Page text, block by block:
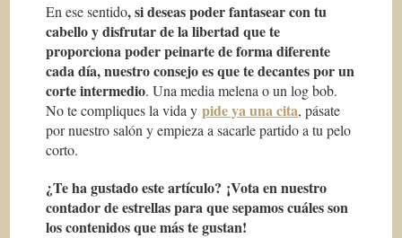
En ese sentido, si deseas poder fantasear con tu
cabello y disfrutar de la libertad que te
proporciona poder peinarte de forma diferente
cada día, nuestro consejo es que te decantes por un
corte intermedio. Una media melena o un log bob.
No te compliques la vida ypide ya una cita, pásate
por nuestro salón y empieza a sacarle partido a tu pelo
corto.
¿Te ha gustado este artículo? ¡Vota en nuestro
contador de estrellas para que sepamos cuáles son
los contenidos que más te gustan!